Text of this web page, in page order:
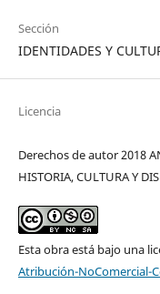
Sección
IDENTIDADES Y
Licencia
Derechos de autor 2018
HISTORIA, CULTURA Y
Esta obra está bajo una
Atribución-NoComercial-